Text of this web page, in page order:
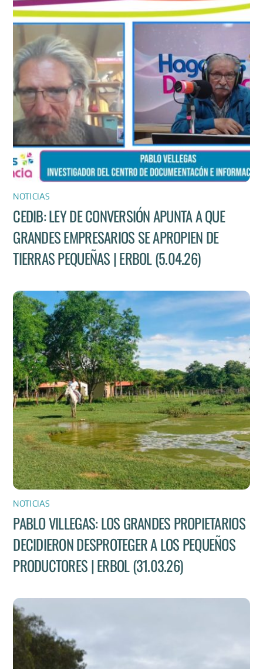
NOTICIAS
CEDIB: LEY DE CONVERSIÓN APUNTA A QUE
GRANDES EMPRESARIOS SE APROPIEN DE
TIERRAS PEQUEÑAS | ERBOL (5.04.26)
NOTICIAS
PABLO VILLEGAS: LOS GRANDES PROPIETARIOS
DECIDIERON DESPROTEGER A LOS PEQUEÑOS
PRODUCTORES | ERBOL (31.03.26)